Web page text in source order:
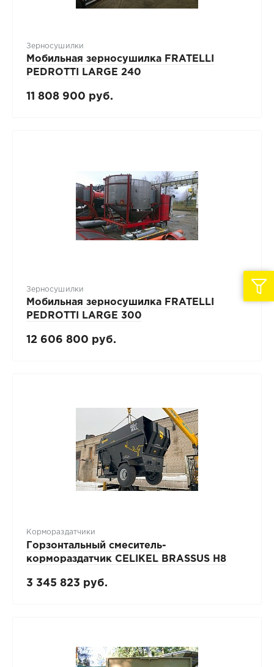
Зерносушилки
Мобильная зерносушилка FRATELLI
PЕDROTTI LARGE 240
11 808 900 руб.
Зерносушилки
Мобильная зерносушилка FRATELLI
PЕDROTTI LARGE 300
12 606 800 руб.
Кормораздатчики
Горзонтальный смеситель-
кормораздатчик CELIKEL BRASSUS H8
3 345 823 руб.